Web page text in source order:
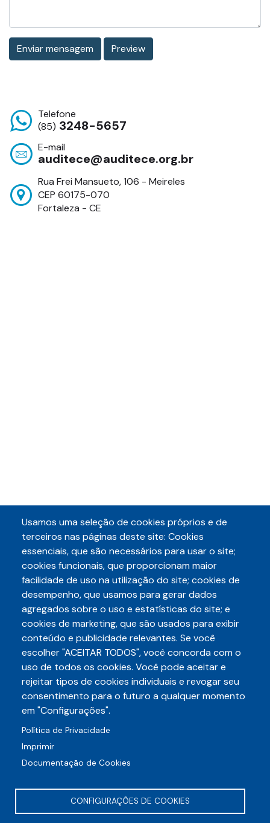
Telefone
(85) 3248-5657
E-mail
auditece@auditece.org.br
Rua Frei Mansueto, 106 - Meireles
CEP 60175-070
Fortaleza - CE
Telefone
(85)3248-5657
E-mail
auditece@auditece.org.br
Usamos uma seleção de cookies próprios e de
terceiros nas páginas deste site: Cookies
essenciais, que são necessários para usar o site;
cookies funcionais, que proporcionam maior
facilidade de uso na utilização do site; cookies de
desempenho, que usamos para gerar dados
agregados sobre o uso e estatísticas do site; e
cookies de marketing, que são usados para exibir
conteúdo e publicidade relevantes. Se você
escolher "ACEITAR TODOS", você concorda com o
uso de todos os cookies. Você pode aceitar e
rejeitar tipos de cookies individuais e revogar seu
consentimento para o futuro a qualquer momento
em "Configurações".
Política de Privacidade
Imprimir
Documentação de Cookies
CONFIGURAÇÕES DE COOKIES